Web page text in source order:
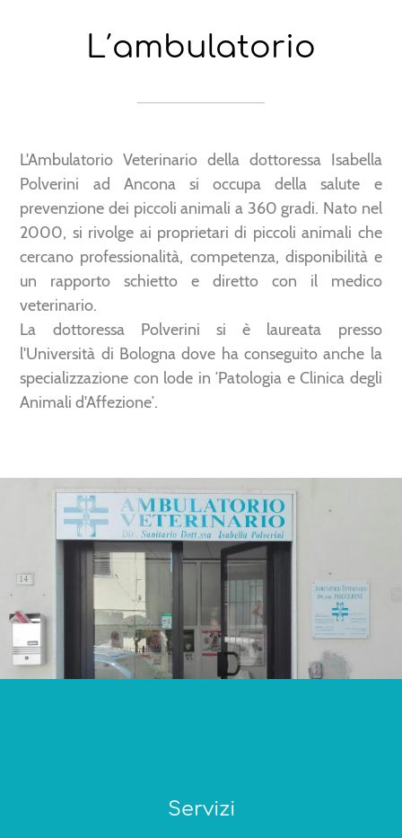
L′ambulatorio
L'Ambulatorio Veterinario della dottoressa Isabella
Polverini ad Ancona si occupa della salute e
prevenzione dei piccoli animali a 360 gradi. Nato nel
2000, si rivolge ai proprietari di piccoli animali che
cercano professionalità, competenza, disponibilità e
un rapporto schietto e diretto con il medico
veterinario.
La dottoressa Polverini si è laureata presso
l'Università di Bologna dove ha conseguito anche la
specializzazione con lode in ′Patologia e Clinica degli
Animali d'Affezione′.
Servizi